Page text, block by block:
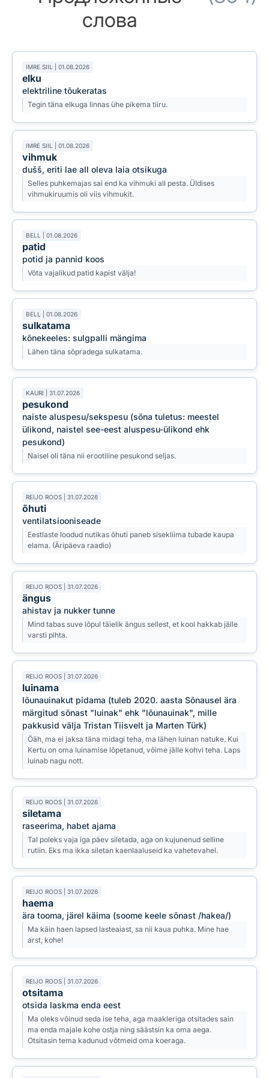
слова
IMRE SIIL | 01.08.2026
elku
elektriline tõukeratas
Tegin täna elkuga linnas ühe pikema tiiru.
IMRE SIIL | 01.08.2026
vihmuk
dušš, eriti lae all oleva laia otsikuga
Selles puhkemajas sai end ka vihmuki all pesta. Üldises
vihmukiruumis oli viis vihmukit.
BELL | 01.08.2026
patid
potid ja pannid koos
Võta vajalikud patid kapist välja!
BELL | 01.08.2026
sulkatama
kõnekeeles: sulgpalli mängima
Lähen täna sõpradega sulkatama.
KAURI | 31.07.2026
pesukond
naiste aluspesu/sekspesu (sõna tuletus: meestel
ülikond, naistel see-eest aluspesu-ülikond ehk
pesukond)
Naisel oli täna nii erootiline pesukond seljas.
REIJO ROOS | 31.07.2026
õhuti
ventilatsiooniseade
Eestlaste loodud nutikas õhuti paneb sisekliima tubade kaupa
elama. (Äripäeva raadio)
REIJO ROOS | 31.07.2026
ängus
ahistav ja nukker tunne
Mind tabas suve lõpul täielik ängus sellest, et kool hakkab jälle
varsti pihta.
REIJO ROOS | 31.07.2026
luinama
lõunauinakut pidama (tuleb 2020. aasta Sõnausel ära
märgitud sõnast "luinak" ehk "lõunauinak", mille
pakkusid välja Tristan Tiisvelt ja Marten Türk)
Öäh, ma ei jaksa täna midagi teha, ma lähen luinan natuke. Kui
Kertu on oma luinamise lõpetanud, võime jälle kohvi teha. Laps
luinab nagu nott.
REIJO ROOS | 31.07.2026
siletama
raseerima, habet ajama
Tal poleks vaja iga päev siletada, aga on kujunenud selline
rutiin. Eks ma ikka siletan kaenlaaluseid ka vahetevahel.
REIJO ROOS | 31.07.2026
haema
ära tooma, järel käima (soome keele sõnast /hakea/)
Ma käin haen lapsed lasteaiast, sa nii kaua puhka. Mine hae
arst, kohe!
REIJO ROOS | 31.07.2026
otsitama
otsida laskma enda eest
Ma oleks võinud seda ise teha, aga maakleriga otsitades sain
ma enda majale kohe ostja ning säästsin ka oma aega.
Otsitasin tema kadunud võtmeid oma koeraga.